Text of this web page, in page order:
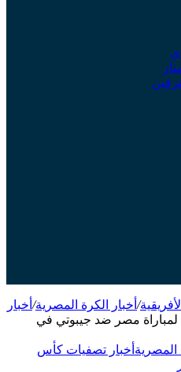
/ أخبار الكرة المصرية/ أخبار
لمباراة مصر ضد جيبوتي في
المصرية أخبار تصفيات كأس